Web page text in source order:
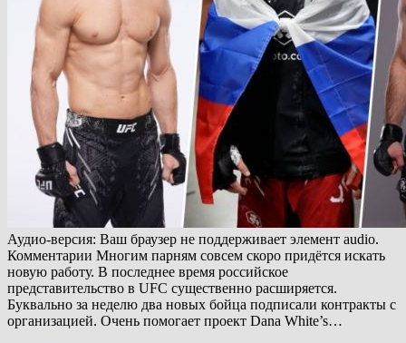
Аудио-версия: Ваш браузер не поддерживает элемент audio.
Комментарии Многим парням совсем скоро придётся искать
новую работу. В последнее время российское
представительство в UFC существенно расширяется.
Буквально за неделю два новых бойца подписали контракты с
организацией. Очень помогает проект Dana White’s…